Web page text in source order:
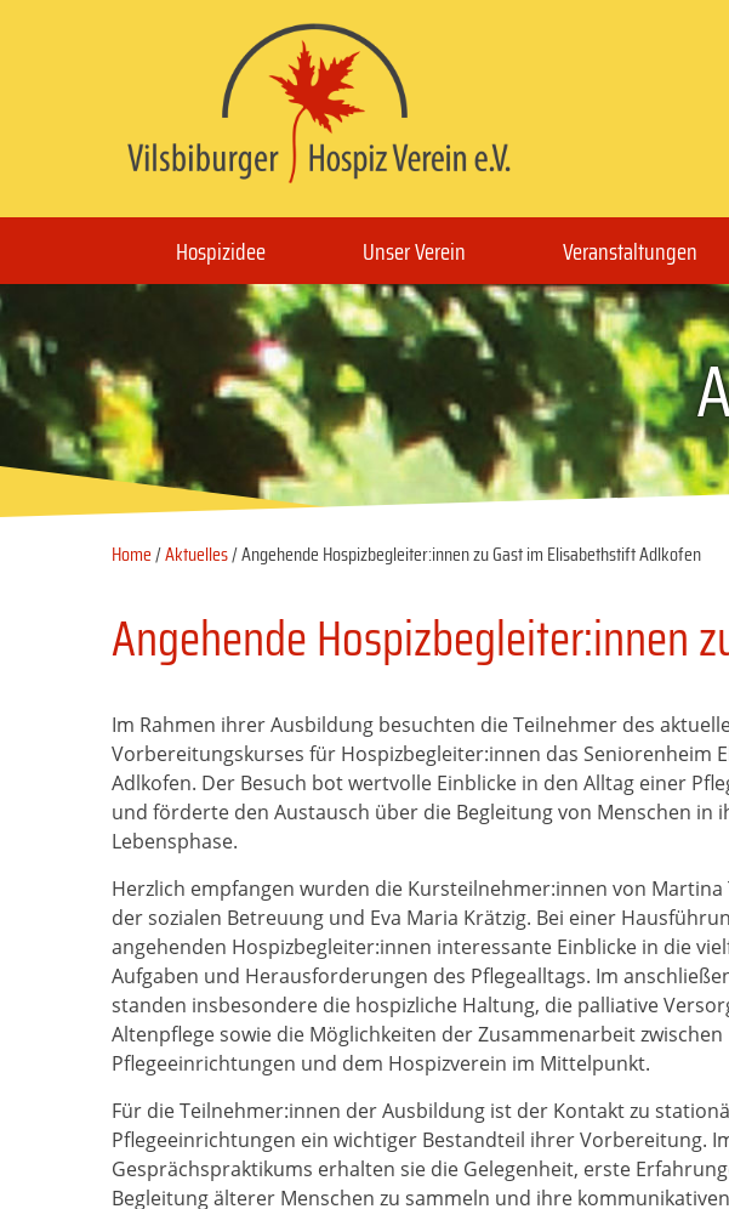
Hospizidee Unser Verein Veranstaltungen
Home/Aktuelles/ Angehende Hospizbegleiter:innen zu Gast im Elisabethstift Adlkofen
Angehende Hospizbegleiter:innen
Im Rahmen ihrer Ausbildung besuchten die Teilnehmer des
Vorbereitungskurses für Hospizbegleiter:innen das Seniorenheim
Adlkofen. Der Besuch bot wertvolle Einblicke in den Alltag einer
und förderte den Austausch über die Begleitung von Menschen in
Lebensphase.
Herzlich empfangen wurden die Kursteilnehmer:innen von Martina
der sozialen Betreuung und Eva Maria Krätzig. Bei einer
angehenden Hospizbegleiter:innen interessante Einblicke in die
Aufgaben und Herausforderungen des Pflegealltags. Im
standen insbesondere die hospizliche Haltung, die palliative
Altenpflege sowie die Möglichkeiten der Zusammenarbeit zwischen
Pflegeeinrichtungen und dem Hospizverein im Mittelpunkt.
Für die Teilnehmer:innen der Ausbildung ist der Kontakt zu
Pflegeeinrichtungen ein wichtiger Bestandteil ihrer Vorbereitung.
Gesprächspraktikums erhalten sie die Gelegenheit, erste
Begleitung älterer Menschen zu sammeln und ihre